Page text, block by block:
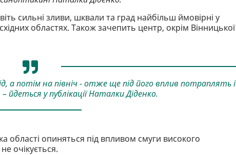
сильні зливи, шквали та град найбільш ймовірні у
областях. Також зачепить центр, окрім Вінницької
а потім на північ - отже ще під його вплив потраплять і
– йдеться у публікації Наталки Діденко.
області опиняться під впливом смуги високого
очікується.